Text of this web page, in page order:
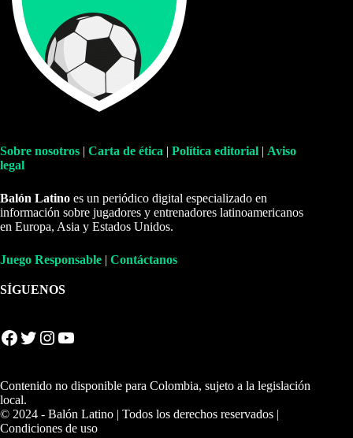
Sobre nosotros | Carta de ética | Política editorial | Aviso
legal
Balón Latino es un periódico digital especializado en
información sobre jugadores y entrenadores latinoamericanos
en Europa, Asia y Estados Unidos.
Juego Responsable | Contáctanos
SÍGUENOS
Facebook Twitter Instagram YouTube
Contenido no disponible para Colombia, sujeto a la legislación
local.
© 2024 - Balón Latino | Todos los derechos reservados |
Condiciones de uso